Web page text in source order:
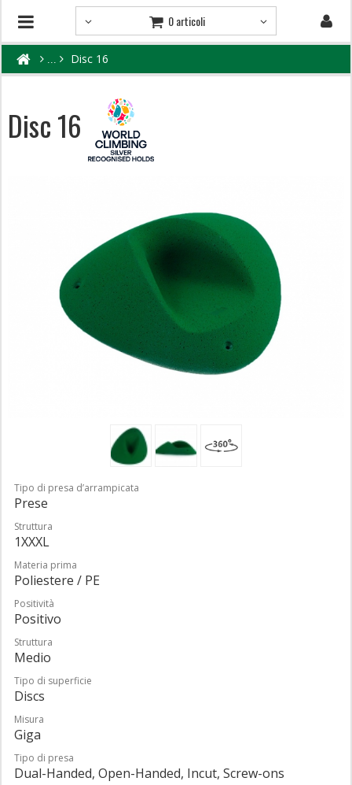
0 articoli
Disc 16
Disc 16
Tipo di presa d’arrampicata
Prese
Struttura
1XXXL
Materia prima
Poliestere / PE
Positività
Positivo
Struttura
Medio
Tipo di superficie
Discs
Misura
Giga
Tipo di presa
Dual-Handed, Open-Handed, Incut, Screw-ons